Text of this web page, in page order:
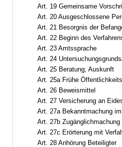
Art. 19 Gemeinsame Vorschriften für Vertreter bei
Art. 20 Ausgeschlossene
Art. 21 Besorgnis der
Art. 22 Beginn des
Art. 23 Amtssprache
Art. 24
Art. 25 Beratung, Auskunft
Art. 25a Frühe
Art. 26 Beweismittel
Art. 27 Versicherung an
Art. 27a Bekanntmachung
Art. 27b
Art. 27c Erörterung mit
Art. 28 Anhörung Beteiligter